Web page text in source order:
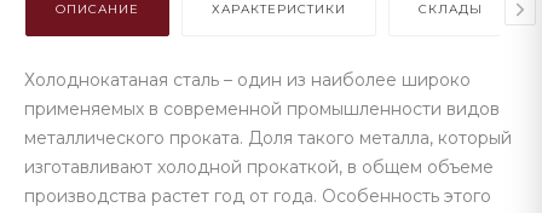
ОПИСАНИЕ ХАРАКТЕРИСТИКИ СКЛАДЫ
Холоднокатаная сталь – один из наиболее широко
применяемых в современной промышленности видов
металлического проката. Доля такого металла, который
изготавливают холодной прокаткой, в общем объеме
производства растет год от года. Особенность этого